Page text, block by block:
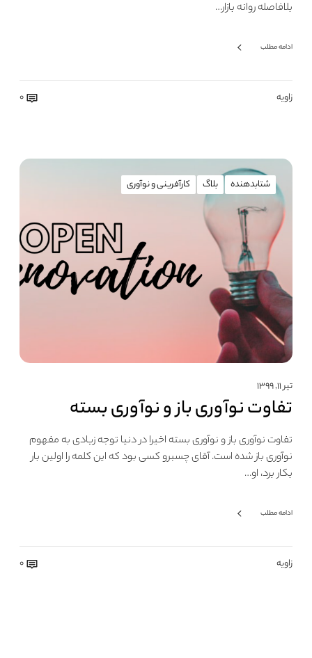
بلافاصله روانه بازار…
ادامه مطلب
زاویه 0
شتابدهنده بلاگ کارآفرینی و نوآوری
تیر ۱۱, ۱۳۹۹
تفاوت نوآوری باز و نوآوری بسته
تفاوت نوآوری باز و نوآوری بسته اخیرا در دنیا توجه زیادی به مفهوم
نوآوری باز شده است. آقای چسبرو کسی بود که این کلمه را اولین بار
بکار برد، او…
ادامه مطلب
زاویه 0